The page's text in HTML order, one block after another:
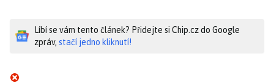
Líbí se vám tento článek? Přidejte si Chip.cz do Google
zpráv, stačí jedno kliknutí!